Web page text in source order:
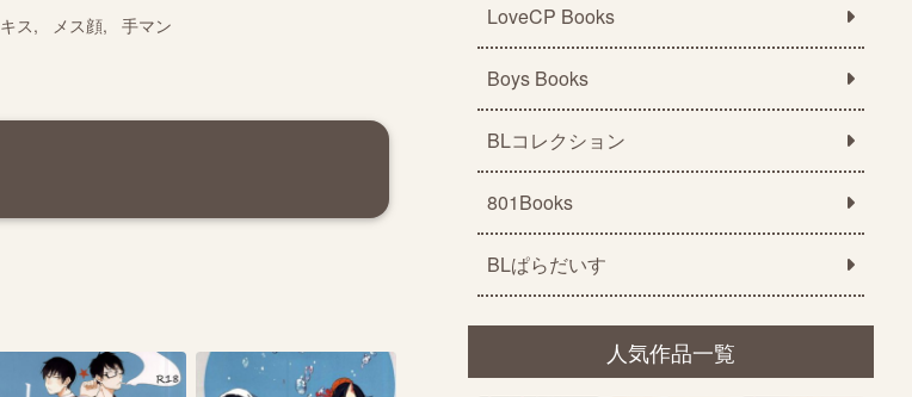
キス メス顔 手マン LoveCP Books
Boys Books
BLコレクション
801Books
BLぱらだいす
人気作品一覧